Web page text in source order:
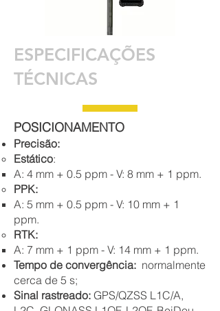
ESPECIFICAÇÕES
TÉCNICAS
POSICIONAMENTO
Precisão:
Estático:
A: 4 mm + 0.5 ppm - V: 8 mm + 1 ppm.
PPK:
A: 5 mm + 0.5 ppm - V: 10 mm + 1
ppm.
RTK:
A: 7 mm + 1 ppm - V: 14 mm + 1 ppm.
Tempo de convergência: normalmente
cerca de 5 s;
Sinal rastreado: GPS/QZSS L1C/A,